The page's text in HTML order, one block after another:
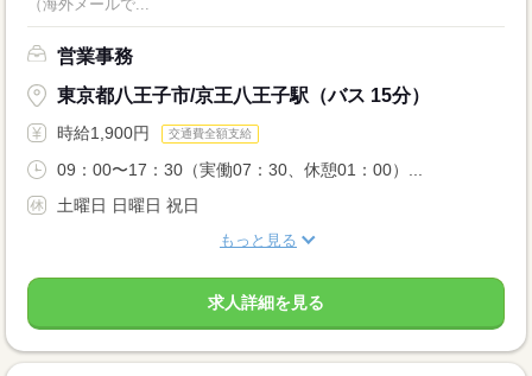
（海外メールで...
営業事務
東京都八王子市/京王八王子駅（バス 15分）
時給1,900円 交通費全額支給
09：00〜17：30（実働07：30、休憩01：00）...
土曜日 日曜日 祝日
もっと見る
求人詳細を見る